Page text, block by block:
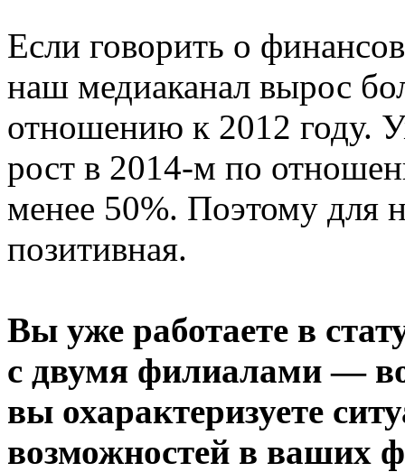
Если говорить о
наш медиаканал вырос
отношению к 2012 году.
рост в 2014-м по
менее 50%. Поэтому для
позитивная.
Вы уже работаете в
с двумя филиалами —
вы охарактеризуете
возможностей в ваших